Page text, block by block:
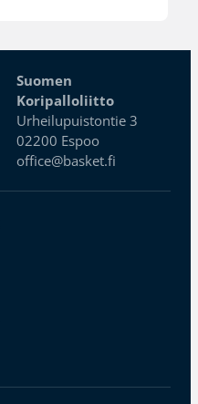
Suomen
Koripalloliitto
Urheilupuistontie 3
02200 Espoo
office@basket.fi